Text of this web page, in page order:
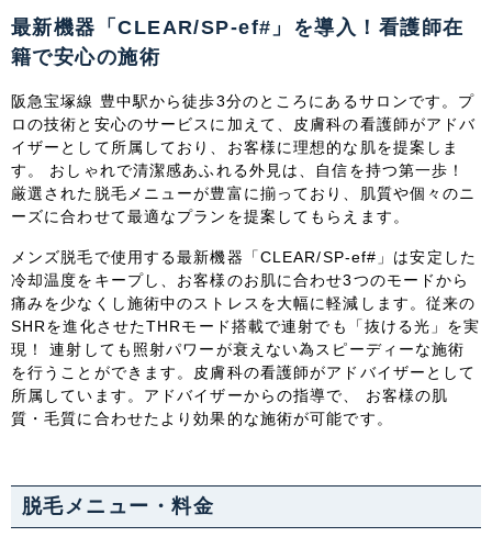
最新機器「CLEAR/SP-ef#」を導入！看護師在
籍で安心の施術
阪急宝塚線 豊中駅から徒歩3分のところにあるサロンです。プ
ロの技術と安心のサービスに加えて、皮膚科の看護師がアドバ
イザーとして所属しており、お客様に理想的な肌を提案しま
す。 おしゃれで清潔感あふれる外見は、自信を持つ第一歩！
厳選された脱毛メニューが豊富に揃っており、肌質や個々のニ
ーズに合わせて最適なプランを提案してもらえます。
メンズ脱毛で使用する最新機器「CLEAR/SP-ef#」は安定した
冷却温度をキープし、お客様のお肌に合わせ3つのモードから
痛みを少なくし施術中のストレスを大幅に軽減します。従来の
SHRを進化させたTHRモード搭載で連射でも「抜ける光」を実
現！ 連射しても照射パワーが衰えない為スピーディーな施術
を行うことができます。皮膚科の看護師がアドバイザーとして
所属しています。アドバイザーからの指導で、 お客様の肌
質・毛質に合わせたより効果的な施術が可能です。
脱毛メニュー・料金
新潟県 富山県 石川県 福井県
山梨県 長野県
愛知県
関西
滋賀県 京都府 大阪府 兵庫県
奈良県 三重県 和歌山県
中国・四国
鳥取県 島根県 岡山県 広島県
高知県